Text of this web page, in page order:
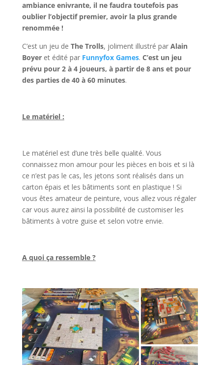
ambiance enivrante, il ne faudra toutefois pas
oublier l’objectif premier, avoir la plus grande
renommée !
C’est un jeu de The Trolls, joliment illustré par Alain
Boyeret édité par Funnyfox Games. C’est un jeu
prévu pour 2 à 4 joueurs, à partir de 8 ans et pour
des parties de 40 à 60 minutes.
Le matériel :
Le matériel est d’une très belle qualité. Vous
connaissez mon amour pour les pièces en bois et si là
ce n’est pas le cas, les jetons sont réalisés dans un
carton épais et les bâtiments sont en plastique ! Si
vous êtes amateur de peinture, vous allez vous régaler
car vous aurez ainsi la possibilité de customiser les
bâtiments à votre guise et selon votre envie.
A quoi ça ressemble ?